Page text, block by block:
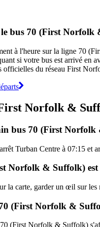
bus 70 (First Norfolk
à l'heure sur la ligne 70
si votre bus est arrivé en
officielles du réseau First
Norfolk &
bus 70 (First
Turban Centre à 07:15
Norfolk & Suffolk)
la carte, garder un œil sur
(First Norfolk &
70 (First Norfolk & Suffolk)